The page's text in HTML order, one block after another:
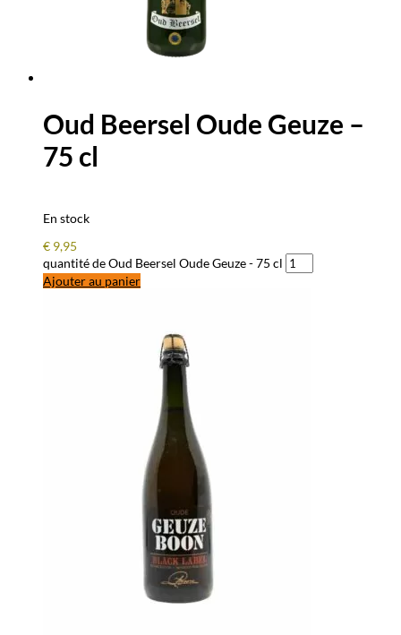
Oud Beersel Oude Geuze –
75 cl
En stock
€ 9,95
quantité de Oud Beersel Oude Geuze - 75 cl
Ajouter au panier